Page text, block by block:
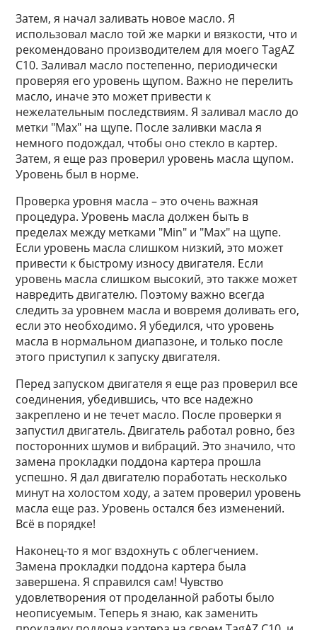
Затем, я начал заливать новое масло. Я
использовал масло той же марки и вязкости, что и
рекомендовано производителем для моего TagAZ
C10. Заливал масло постепенно, периодически
проверяя его уровень щупом. Важно не перелить
масло, иначе это может привести к
нежелательным последствиям. Я заливал масло до
метки "Max" на щупе. После заливки масла я
немного подождал, чтобы оно стекло в картер.
Затем, я еще раз проверил уровень масла щупом.
Уровень был в норме.
Проверка уровня масла – это очень важная
процедура. Уровень масла должен быть в
пределах между метками "Min" и "Max" на щупе.
Если уровень масла слишком низкий, это может
привести к быстрому износу двигателя. Если
уровень масла слишком высокий, это также может
навредить двигателю. Поэтому важно всегда
следить за уровнем масла и вовремя доливать его,
если это необходимо. Я убедился, что уровень
масла в нормальном диапазоне, и только после
этого приступил к запуску двигателя.
Перед запуском двигателя я еще раз проверил все
соединения, убедившись, что все надежно
закреплено и не течет масло. После проверки я
запустил двигатель. Двигатель работал ровно, без
посторонних шумов и вибраций. Это значило, что
замена прокладки поддона картера прошла
успешно. Я дал двигателю поработать несколько
минут на холостом ходу, а затем проверил уровень
масла еще раз. Уровень остался без изменений.
Всё в порядке!
Наконец-то я мог вздохнуть с облегчением.
Замена прокладки поддона картера была
завершена. Я справился сам! Чувство
удовлетворения от проделанной работы было
неописуемым. Теперь я знаю, как заменить